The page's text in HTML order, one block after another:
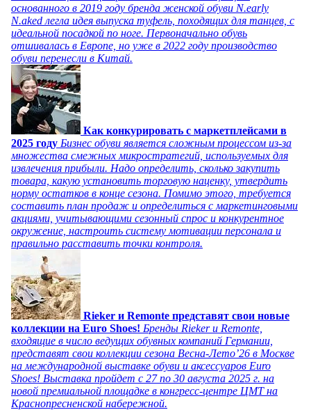
основанного в 2019 году бренда женской обуви N.early
N.aked легла идея выпуска туфель, походящих для танцев, с
идеальной посадкой по ноге. Первоначально обувь
отшивалась в Европе, но уже в 2022 году производство
обуви перенесли в Китай.
Как конкурировать с маркетплейсами в
2025 году Бизнес обуви является сложным процессом из-за
множества смежных микростратегий, используемых для
извлечения прибыли. Надо определить, сколько закупить
товара, какую установить торговую наценку, утвердить
норму остатков в конце сезона. Помимо этого, требуется
составить план продаж и определиться с маркетинговыми
акциями, учитывающими сезонный спрос и конкурентное
окружение, настроить систему мотивации персонала и
правильно расставить точки контроля.
Rieker и Remonte представят свои новые
коллекции на Euro Shoes! Бренды Rieker и Remonte,
входящие в число ведущих обувных компаний Германии,
представят свои коллекции сезона Весна-Лето’26 в Москве
на международной выставке обуви и аксессуаров Euro
Shoes! Выставка пройдет c 27 по 30 августа 2025 г. на
новой премиальной площадке в конгресс-центре ЦМТ на
Краснопресненской набережной.